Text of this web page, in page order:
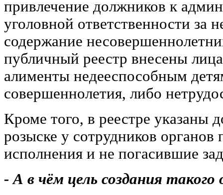
привлечение должников к
уголовной ответственности за
содержание
публичный реестр внесены
алименты недееспособным
совершеннолетия, либо
Кроме того, в реестре указаны
розыске у сотрудников органов
исполнения и не погасившие
- А в чём цель создания